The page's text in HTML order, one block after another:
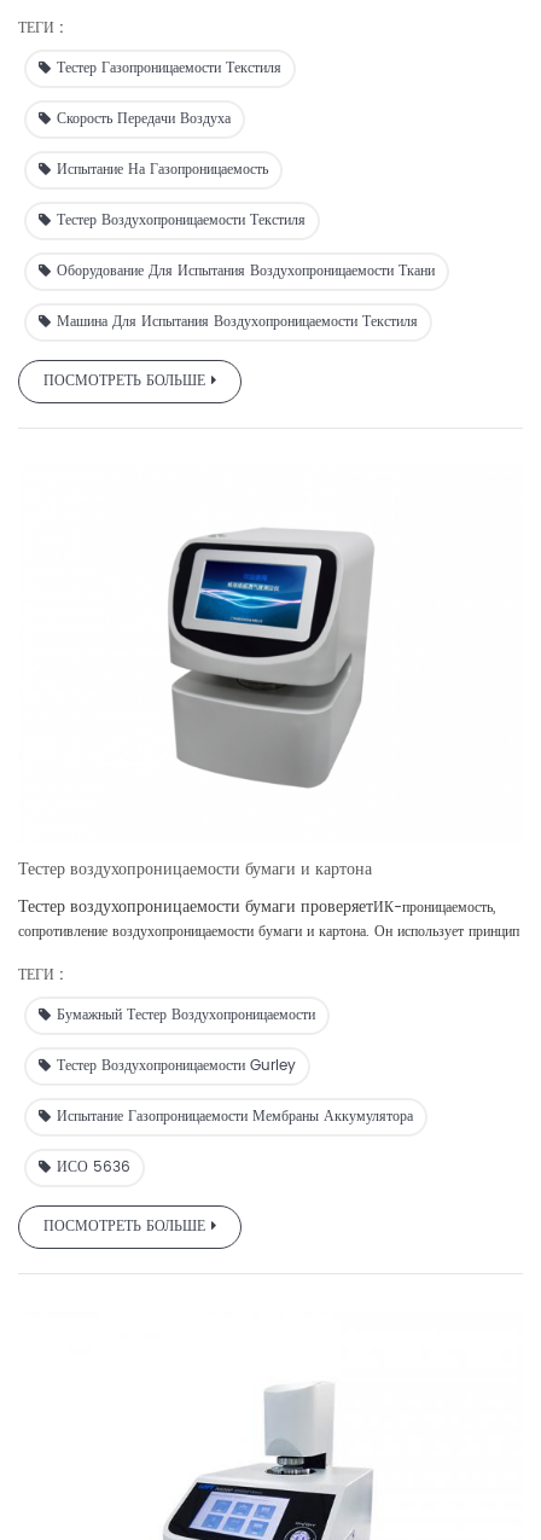
ТЕГИ :
Тестер Газопроницаемости Текстиля
Скорость Передачи Воздуха
Испытание На Газопроницаемость
Тестер Воздухопроницаемости Текстиля
Оборудование Для Испытания Воздухопроницаемости Ткани
Машина Для Испытания Воздухопроницаемости Текстиля
ПОСМОТРЕТЬ БОЛЬШЕ
Тестер воздухопроницаемости бумаги и картона
Тестер воздухопроницаемости бумаги проверяетИК-проницаемость,
сопротивление воздухопроницаемости бумаги и картона. Он использует принцип
Шауэра и метод Бенгцена.
ТЕГИ :
Бумажный Тестер Воздухопроницаемости
Тестер Воздухопроницаемости Gurley
Испытание Газопроницаемости Мембраны Аккумулятора
ИСО 5636
ПОСМОТРЕТЬ БОЛЬШЕ